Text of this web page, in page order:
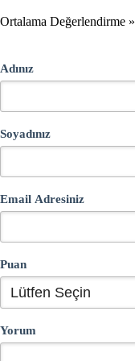
Ortalama Değerlendirme »
Adınız
Soyadınız
Email Adresiniz
Puan
Yorum